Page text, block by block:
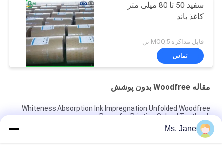
سفید 50 تا 80 میلی متر
کاغذ باند
قابل مذاکره MOQ:5 تن
تماس
مقاله Woodfree بدون پوشش
Whiteness Absorption Ink Impregnation Unfolded Woodfree
Paper for Printing School Textbook
حرارتی پاک کردن تصویر
Ms. Jane